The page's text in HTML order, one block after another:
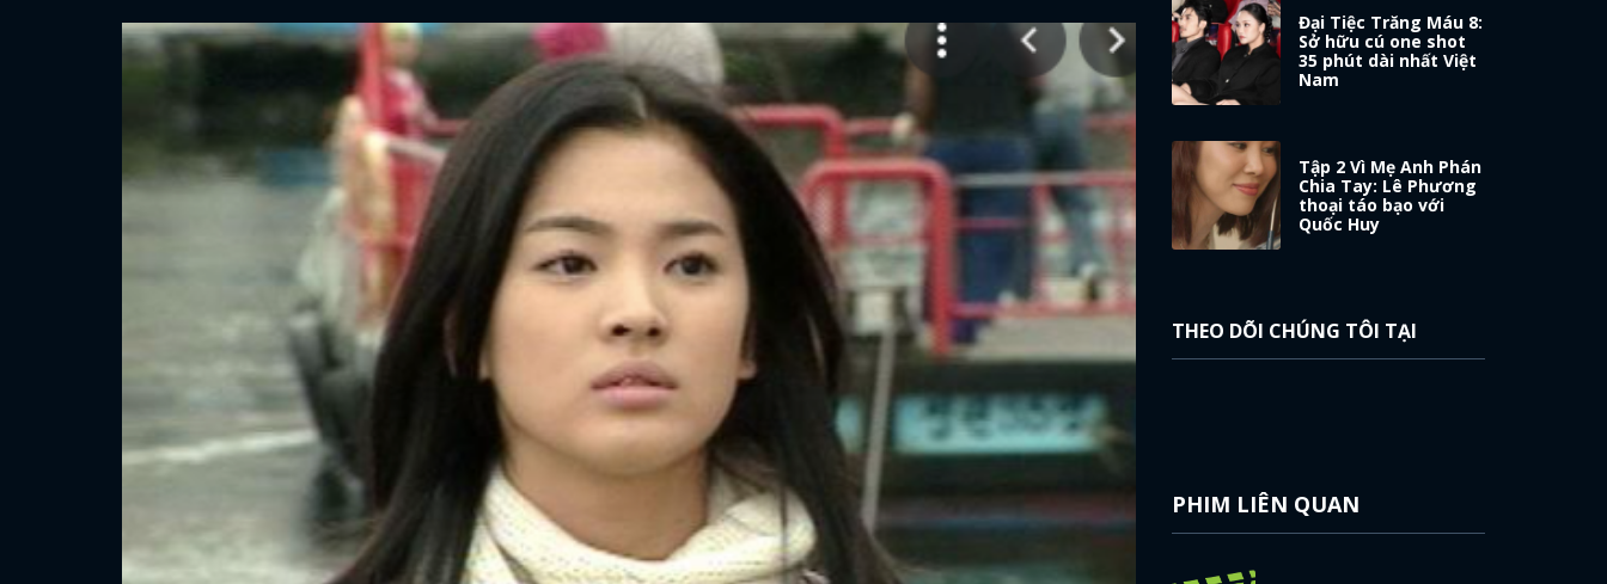
ĐĂNG NHẬP
FACEBOOK GOOGLE
Đại Tiệc Trăng Máu 8:
Sở hữu cú one shot
35 phút dài nhất Việt
Nam
Tập 2 Vì Mẹ Anh Phán
Chia Tay: Lê Phương
thoại táo bạo với
Quốc Huy
THEO DÕI CHÚNG TÔI TẠI
PHIM LIÊN QUAN